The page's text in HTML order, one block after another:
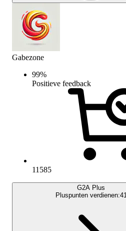
Gabezone
99%
Positieve feedback
11585
G2A Plus
Pluspunten verdienen:41